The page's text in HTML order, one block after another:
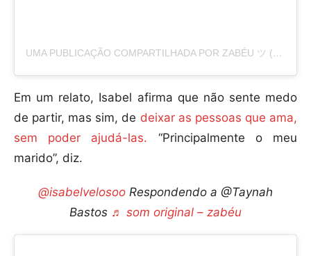
UMA PUBLICAÇÃO COMPARTILHADA POR ZABÉU ツ (@ISABELVELOSOO)
Em um relato, Isabel afirma que não sente medo
de partir, mas sim, de deixar as pessoas que ama,
sem poder ajudá-las. “Principalmente o meu
marido”, diz.
@isabelvelosoo Respondendo a @Taynah
Bastos ♬ som original – zabéu